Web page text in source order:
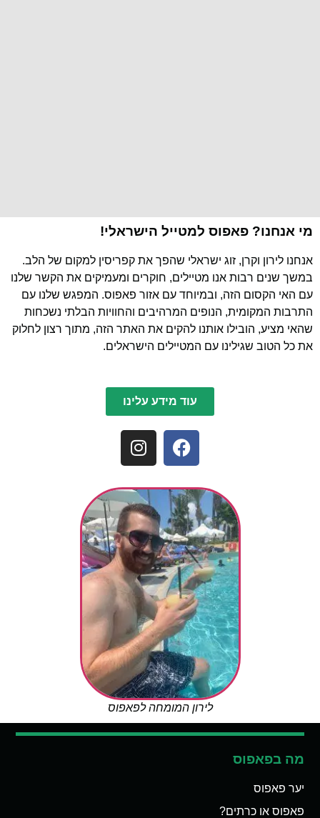
מי אנחנו? פאפוס למטייל הישראלי!
אנחנו לירון וקרן, זוג ישראלי שהפך את קפריסין למקום של הלב.
במשך שנים רבות אנו מטיילים, חוקרים ומעמיקים את הקשר שלנו
עם האי הקסום הזה, ובמיוחד עם אזור פאפוס. המפגש שלנו עם
התרבות המקומית, הנופים המרהיבים והחוויות הבלתי נשכחות
שהאי מציע, הובילו אותנו להקים את האתר הזה, מתוך רצון לחלוק
את כל הטוב שגילינו עם המטיילים הישראלים.
עוד מידע עלינו
לירון המומחה לפאפוס
מה בפאפוס
יער פאפוס
פאפוס או כרתים?